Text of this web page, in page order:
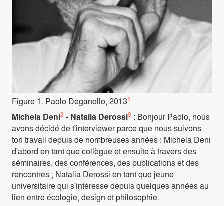
Figure 1. Paolo Deganello, 20131
Michela Deni2 - Natalia Derossi3 : Bonjour Paolo, nous
avons décidé de t'interviewer parce que nous suivons
ton travail depuis de nombreuses années : Michela Deni
d'abord en tant que collègue et ensuite à travers des
séminaires, des conférences, des publications et des
rencontres ; Natalia Derossi en tant que jeune
universitaire qui s'intéresse depuis quelques années au
lien entre écologie, design et philosophie.